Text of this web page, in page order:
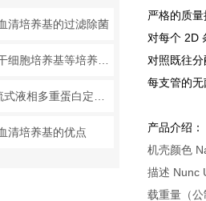
清培养基的过滤除菌
清培养基的优点
严格的质
对每个 2D
对照既往
每支管的
产品介绍：
机壳颜色
描述 Nunc
载重量（